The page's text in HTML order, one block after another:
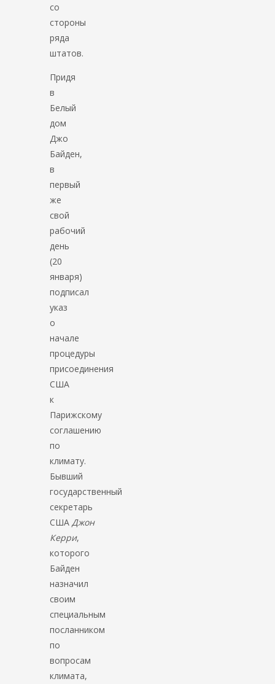
со
стороны
ряда
штатов.
Придя
в
Белый
дом
Джо
Байден,
в
первый
же
свой
рабочий
день
(20
января)
подписал
указ
о
начале
процедуры
присоединения
США
к
Парижскому
соглашению
по
климату.
Бывший
государственный
секретарь
СШАДжон
Керри,
которого
Байден
назначил
своим
специальным
посланником
по
вопросам
климата,